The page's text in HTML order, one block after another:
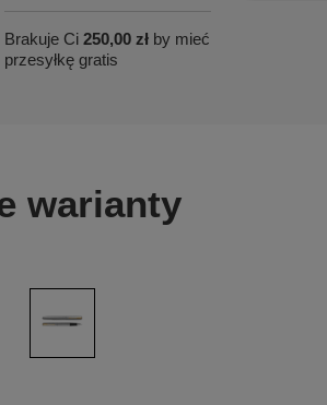
Brakuje Ci 250,00 zł by mieć
przesyłkę gratis
warianty